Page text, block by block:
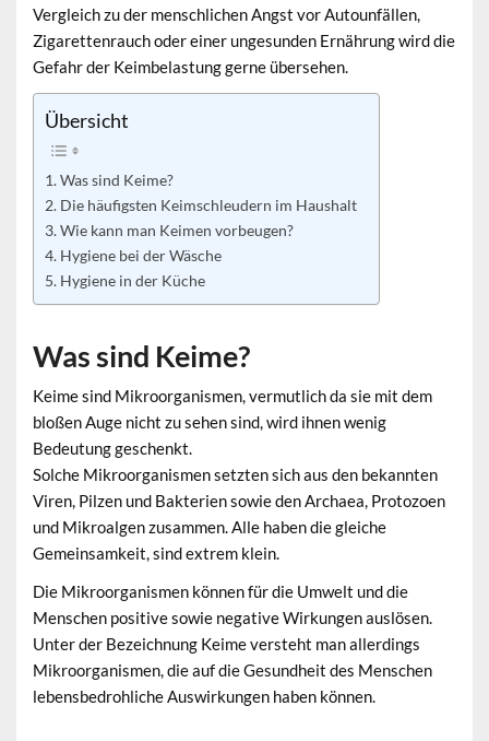
Vergleich zu der menschlichen Angst vor Autounfällen,
Zigarettenrauch oder einer ungesunden Ernährung wird die
Gefahr der Keimbelastung gerne übersehen.
Übersicht
Was sind Keime?
Die häufigsten Keimschleudern im Haushalt
Wie kann man Keimen vorbeugen?
Hygiene bei der Wäsche
Hygiene in der Küche
Was sind Keime?
Keime sind Mikroorganismen, vermutlich da sie mit dem
bloßen Auge nicht zu sehen sind, wird ihnen wenig
Bedeutung geschenkt.
Solche Mikroorganismen setzten sich aus den bekannten
Viren, Pilzen und Bakterien sowie den Archaea, Protozoen
und Mikroalgen zusammen. Alle haben die gleiche
Gemeinsamkeit, sind extrem klein.
Die Mikroorganismen können für die Umwelt und die
Menschen positive sowie negative Wirkungen auslösen.
Unter der Bezeichnung Keime versteht man allerdings
Mikroorganismen, die auf die Gesundheit des Menschen
lebensbedrohliche Auswirkungen haben können.